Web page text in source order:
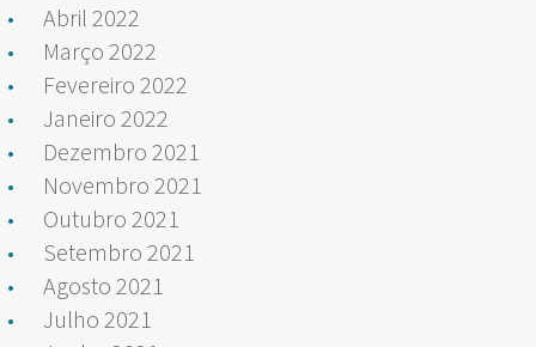
Abril 2022
Março 2022
Fevereiro 2022
Janeiro 2022
Dezembro 2021
Novembro 2021
Outubro 2021
Setembro 2021
Agosto 2021
Julho 2021